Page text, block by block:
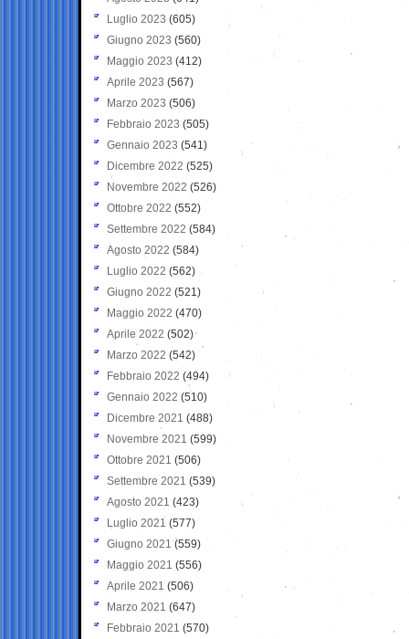
Luglio 2023 (605)
Giugno 2023 (560)
Maggio 2023 (412)
Aprile 2023 (567)
Marzo 2023 (506)
Febbraio 2023 (505)
Gennaio 2023 (541)
Dicembre 2022 (525)
Novembre 2022 (526)
Ottobre 2022 (552)
Settembre 2022 (584)
Agosto 2022 (584)
Luglio 2022 (562)
Giugno 2022 (521)
Maggio 2022 (470)
Aprile 2022 (502)
Marzo 2022 (542)
Febbraio 2022 (494)
Gennaio 2022 (510)
Dicembre 2021 (488)
Novembre 2021 (599)
Ottobre 2021 (506)
Settembre 2021 (539)
Agosto 2021 (423)
Luglio 2021 (577)
Giugno 2021(559)
Maggio 2021 (556)
Aprile 2021 (506)
Marzo 2021 (647)
Febbraio 2021 (570)